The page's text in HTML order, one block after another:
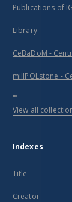
Publications of
Library
CeBaDoM -
millPOLstone -
...
View all
Indexes
Title
Creator